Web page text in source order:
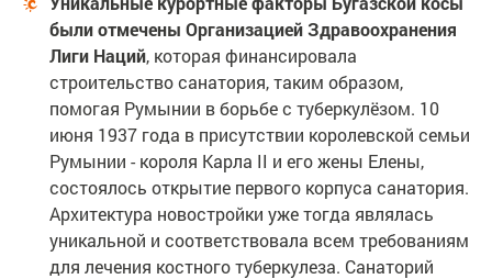
были отмечены Организацией Здравоохранения
Лиги Наций, которая финансировала
строительство санатория, таким образом,
помогая Румынии в борьбе с туберкулёзом. 10
июня 1937 года в присутствии королевской семьи
Румынии - короля Карла II и его жены Елены,
состоялось открытие первого корпуса санатория.
Архитектура новостройки уже тогда являлась
уникальной и соответствовала всем требованиям
для лечения костного туберкулеза. Санаторий